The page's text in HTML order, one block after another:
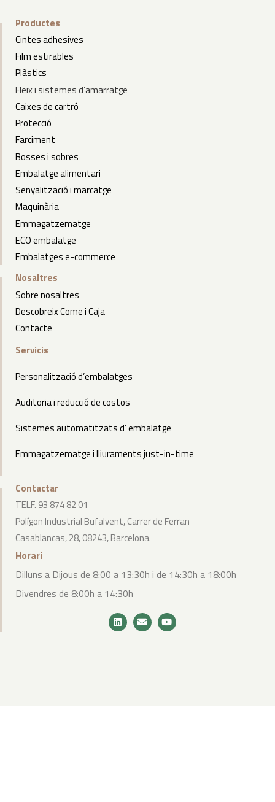
Productes
Cintes adhesives
Film estirables
Plàstics
Fleixi sistemes d’amarratge
Caixes de cartró
Protecció
Farciment
Bosses i sobres
Embalatge alimentari
Senyalització i marcatge
Maquinària
Emmagatzematge
ECO embalatge
Embalatges e-commerce
Nosaltres
Sobre nosaltres
Descobreix Come i Caja
Contacte
Servicis
Personalització d’embalatges
Auditoria i reducció de costos
Sistemes automatitzats d’ embalatge
Emmagatzematge i lliuraments just-in-time
Contactar
TELF. 93 874 82 01
Polígon Industrial Bufalvent, Carrer de Ferran
Casablancas, 28, 08243, Barcelona.
Horari
Dilluns a Dijous de 8:00 a 13:30h i de 14:30h a 18:00h
Divendres de 8:00h a 14:30h